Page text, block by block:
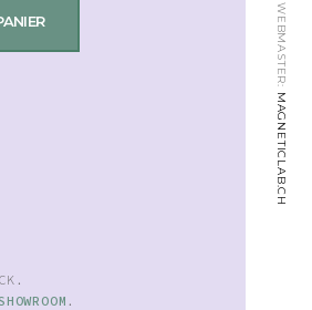
WEBMASTER:
MAGNETICLAB.CH
.
.